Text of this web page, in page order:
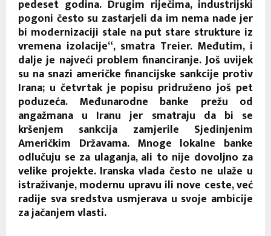
pedeset godina. Drugim riječima, industrijski
pogoni često su zastarjeli da im nema nade jer
bi modernizaciji stale na put stare strukture iz
vremena izolacije“, smatra Treier. Međutim, i
dalje je najveći problem financiranje. Još uvijek
su na snazi američke financijske sankcije protiv
Irana; u četvrtak je popisu pridruženo još pet
poduzeća. Međunarodne banke prežu od
angažmana u Iranu jer smatraju da bi se
kršenjem sankcija zamjerile Sjedinjenim
Američkim Državama. Mnoge lokalne banke
odlučuju se za ulaganja, ali to nije dovoljno za
velike projekte. Iranska vlada često ne ulaže u
istraživanje, modernu upravu ili nove ceste, već
radije sva sredstva usmjerava u svoje ambicije
za jačanjem vlasti.